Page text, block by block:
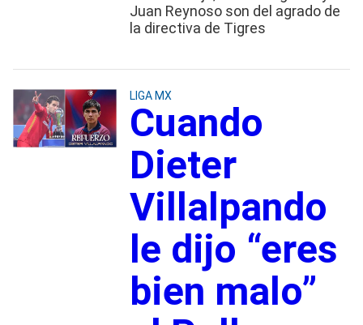
Juan Reynoso son del agrado de
la directiva de Tigres
LIGA MX
Cuando
Dieter
Villalpando
le dijo “eres
bien malo”